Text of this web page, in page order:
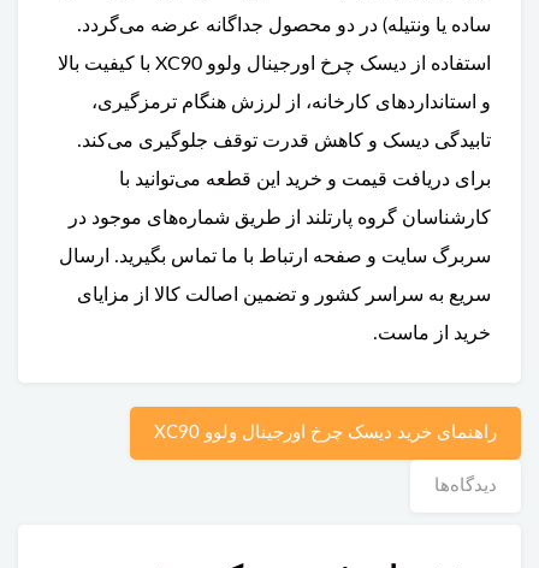
ساده یا ونتیله) در دو محصول جداگانه عرضه می‌گردد.
استفاده از دیسک چرخ اورجینال ولوو XC90 با کیفیت بالا
و استانداردهای کارخانه، از لرزش هنگام ترمزگیری،
تابیدگی دیسک و کاهش قدرت توقف جلوگیری می‌کند.
برای دریافت قیمت و خرید این قطعه می‌توانید با
کارشناسان گروه پارتلند از طریق شماره‌های موجود در
سربرگ سایت و صفحه ارتباط با ما تماس بگیرید. ارسال
سریع به سراسر کشور و تضمین اصالت کالا از مزایای
خرید از ماست.
راهنمای خرید دیسک چرخ اورجینال ولوو XC90
دیدگاه‌ها